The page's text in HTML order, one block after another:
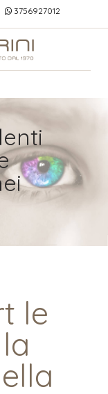
3756927012
le